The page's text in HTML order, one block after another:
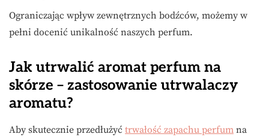
Ograniczając wpływ zewnętrznych bodźców, możemy w
pełni docenić unikalność naszych perfum.
Jak utrwalić aromat perfum na
skórze – zastosowanie utrwalaczy
aromatu?
Aby skutecznie przedłużyć trwałość zapachu perfum na